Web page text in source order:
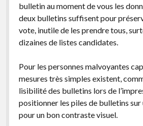
bulletin au moment de vous les
deux bulletins suffisent pour
vote, inutile de les prendre tous,
dizaines de listes candidates.
Pour les personnes malvoyantes
mesures très simples existent,
lisibilité des bulletins lors de
positionner les piles de bulletins
pour un bon contraste visuel.